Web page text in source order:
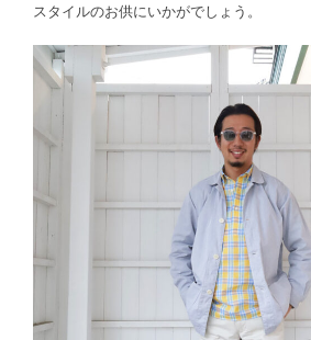
スタイルのお供にいかがでしょう。